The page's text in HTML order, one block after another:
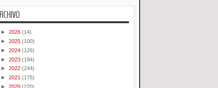
► 2026 (14)
► 2025 (100)
► 2024 (126)
► 2023 (194)
► 2022 (244)
► 2021 (175)
► 2020 (220)